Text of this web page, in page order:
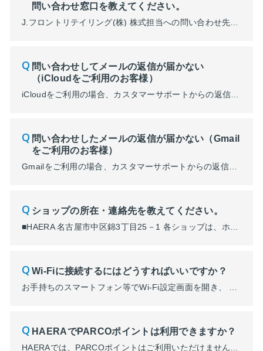
問い合わせ窓口を教えてください。
問い合わせしてメールの返信が届かない
（iCloudをご利用のお客様）
問い合わせしたメールの返信が届かない（Gmail
をご利用のお客様）
ショップの所在・連絡先を教えてください。
Wi-Fiに接続するにはどうすればいいですか？
HAERAでPARCOポイントは利用できますか？